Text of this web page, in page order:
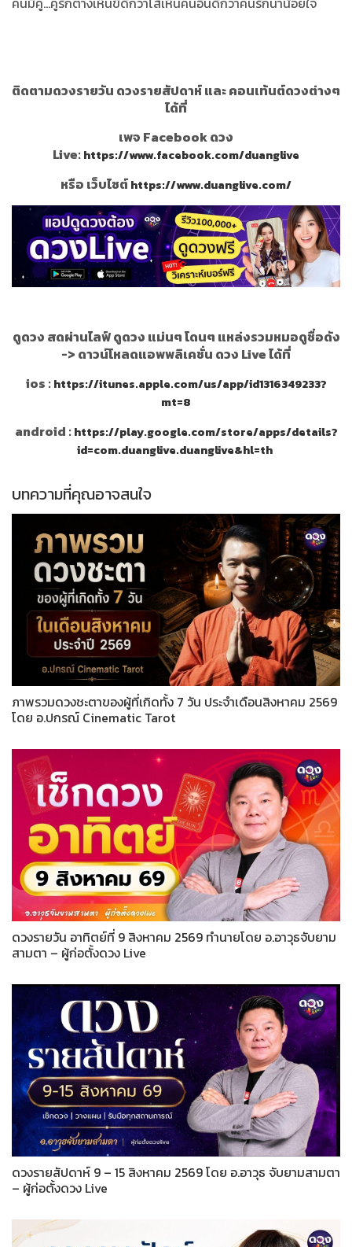
ติดตามดวงรายวัน ดวงรายสัปดาห์ และ คอนเท้นต์ดวงต่างๆ
ได้ที่
เพจ Facebook ดวง
Live:https://www.facebook.com/duanglive
หรือ เว็บไซต์https://www.duanglive.com/
ดูดวง สดผ่านไลฟ์ ดูดวง แม่นๆ โดนๆ แหล่งรวมหมอดูชื่อดัง
-> ดาวน์โหลดแอพพลิเคชั่น ดวง Live ได้ที่
ios :https://itunes.apple.com/us/app/id1316349233?
mt=8
android :https://play.google.com/store/apps/details?
id=com.duanglive.duanglive&hl=th
บทความที่คุณอาจสนใจ
ภาพรวมดวงชะตาของผู้ที่เกิดทั้ง 7 วัน ประจำเดือนสิงหาคม 2569
โดย อ.ปกรณ์ Cinematic Tarot
ดวงรายวัน อาทิตย์ที่ 9 สิงหาคม 2569 ทำนายโดย อ.อาวุธจับยาม
สามตา – ผู้ก่อตั้งดวง Live
ดวงรายสัปดาห์ 9 – 15 สิงหาคม 2569 โดย อ.อาวุธ จับยามสามตา
– ผู้ก่อตั้งดวง Live